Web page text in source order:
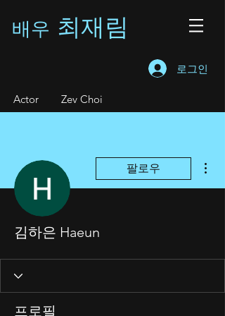
배우 최재림
로그인
Actor Zev Choi
팔로우
김하은 Haeun
프로필